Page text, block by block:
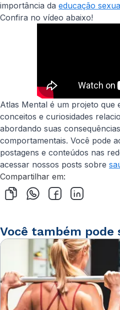
importância da educação
Confira no vídeo abaixo!
Atlas Mental é um projeto que
conceitos e curiosidades
abordando suas
comportamentais. Você pode
postagens e conteúdos nas
acessar nossos posts sobre
Compartilhar em:
Você também pode